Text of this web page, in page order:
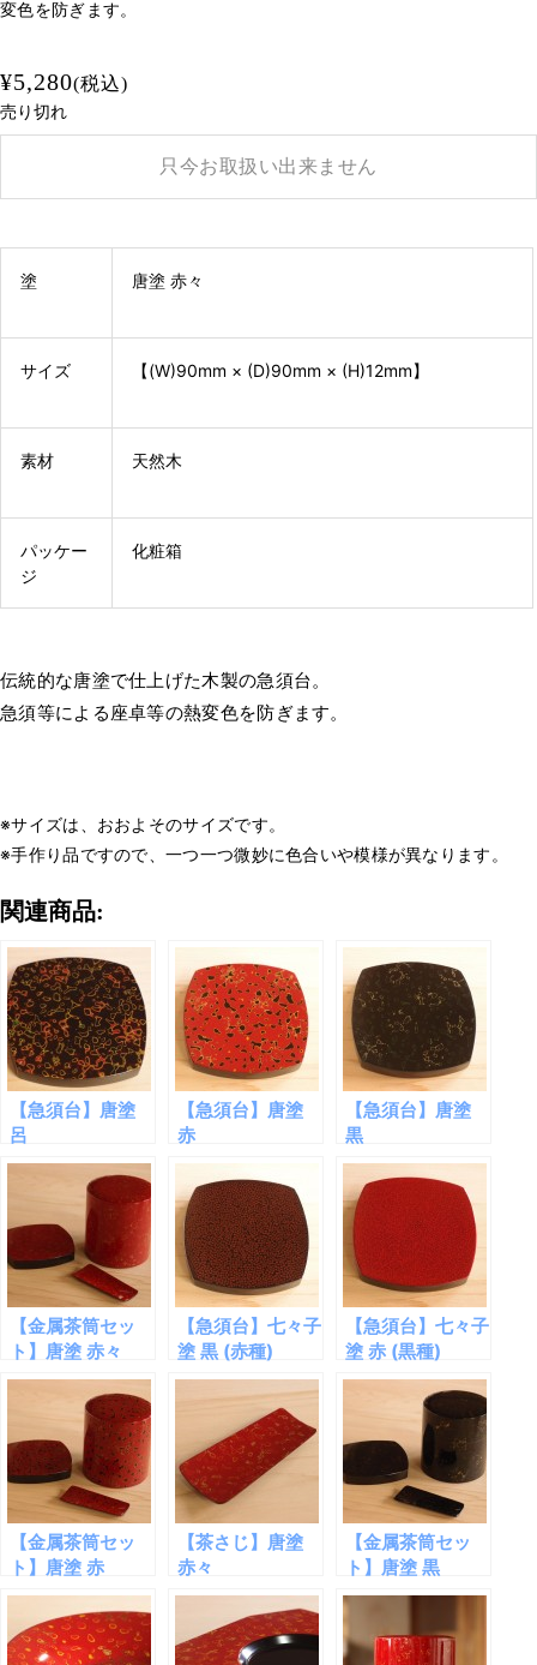
変色を防ぎます。
¥5,280(税込)
売り切れ
只今お取扱い出来ません
塗 唐塗 赤々
サイズ 【(W)90mm × (D)90mm × (H)12mm】
素材 天然木
パッケー
ジ
化粧箱
伝統的な唐塗で仕上げた木製の急須台。
急須等による座卓等の熱変色を防ぎます。
※サイズは、おおよそのサイズです。
※手作り品ですので、一つ一つ微妙に色合いや模様が異なります。
関連商品:
【急須台】唐塗
呂
【急須台】唐塗
赤
【急須台】唐塗
黒
【金属茶筒セッ
ト】唐塗 赤々
【急須台】七々子
塗 黒 (赤種)
【急須台】七々子
塗 赤 (黒種)
【金属茶筒セッ
ト】唐塗 赤
【茶さじ】唐塗
赤々
【金属茶筒セッ
ト】唐塗 黒